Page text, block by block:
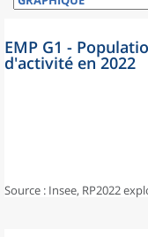
EMP G1 -
d'activité en 2022
Source : Insee, RP2022